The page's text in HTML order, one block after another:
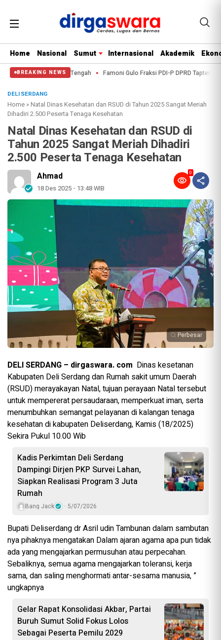
Home Nasional Sumut Internasional Akademik
BREAKING NEWS
Tapanuli Tengah Famoni Gulo Fraksi PDI-P DPRD Tapteng, Bungkam
DELI SERDANG
Home »Natal Dinas Kesehatan dan RSUD di Tahun 2025 Sangat Meriah
Dihadiri 2.500 Peserta Tenaga Kesehatan
Natal Dinas Kesehatan dan RSUD di
Tahun 2025 Sangat Meriah Dihadiri
2.500 Peserta Tenaga Kesehatan
Ahmad
18 Des 2025 - 13:48 WIB
0
Perbesar
DELI SERDANG – dirgaswara. com Dinas kesetanan
Kabupaten Deli Serdang dan Rumah sakit umum Daerah
(RSUD) merayakayan Natal, tujuan perayaan Natal tersebut
untuk mempererat persaudaraan, memperkuat iman, serta
menumbuhkan semangat pelayanan di kalangan tenaga
kesehatan di kabupaten Deliserdang, Kamis (18/2025)
Sekira Pukul 10.00 Wib
Kadis Perkimtan Deli Serdang
Dampingi Dirjen PKP Survei Lahan,
Siapkan Realisasi Program 3 Juta
Rumah
Bang Jack 5/07/2026
Bupati Deliserdang dr Asril udin Tambunan dalam sambutan
nya pihaknya mengatakan Dalam ajaran agama apa pun tidak
ada yang mengajarkan permusuhan atau perpecahan.
Sebaliknya, semua agama mengajarkan toleransi, kerja
sama, dan saling menghormati antar-sesama manusia, ”
ungkapnya
Gelar Rapat Konsolidasi Akbar, Partai
Buruh Sumut Solid Fokus Lolos
Sebagai Peserta Pemilu 2029